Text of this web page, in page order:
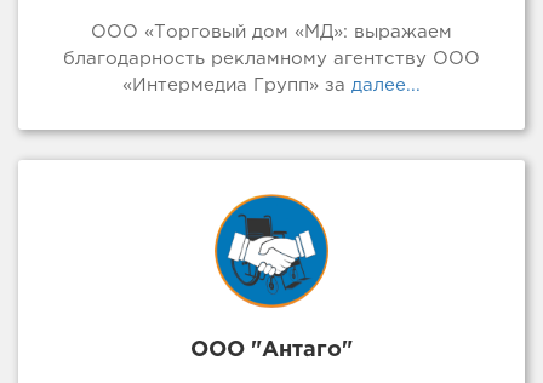
ООО «Торговый дом «МД»: выражаем
благодарность рекламному агентству ООО
«Интермедиа Групп» за далее...
ООО "Антаго"